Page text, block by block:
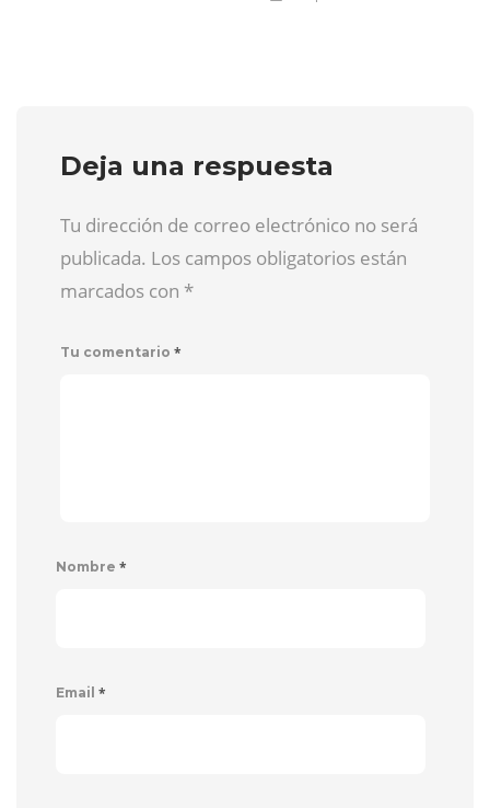
Deja una respuesta
Tu dirección de correo electrónico no será
publicada. Los campos obligatorios están
marcados con *
Tu comentario *
Nombre *
Email *